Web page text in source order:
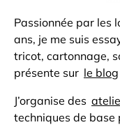
Passionnée par les
ans, je me suis
tricot, cartonnage,
présente sur le blog
J’organise des
techniques de base